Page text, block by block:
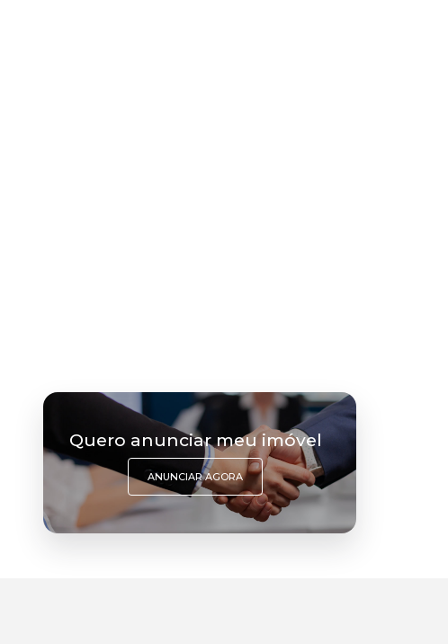
Quero anunciar meu imóvel
ANUNCIAR AGORA